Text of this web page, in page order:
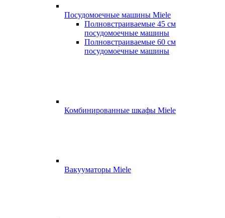
Посудомоечные машины Miele
Полновстраиваемые 45 см
посудомоечные машины
Полновстраиваемые 60 см
посудомоечные машины
Комбинированные шкафы Miele
Вакууматоры Miele